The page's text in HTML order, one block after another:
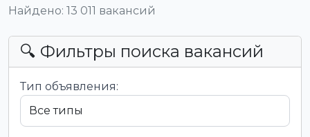
Найдено: 13 011 вакансий
🔍 Фильтры поиска вакансий
Тип объявления: